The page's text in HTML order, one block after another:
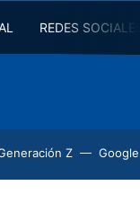
REDES
Z